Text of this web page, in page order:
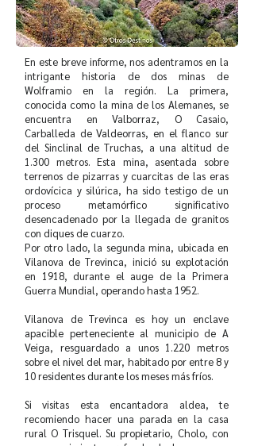
En este breve informe, nos adentramos en la
intrigante historia de dos minas de
Wolframio en la región. La primera,
conocida como la mina de los Alemanes, se
encuentra en Valborraz, O Casaio,
Carballeda de Valdeorras, en el flanco sur
del Sinclinal de Truchas, a una altitud de
1.300 metros. Esta mina, asentada sobre
terrenos de pizarras y cuarcitas de las eras
ordovícica y silúrica, ha sido testigo de un
proceso metamórfico significativo
desencadenado por la llegada de granitos
con diques de cuarzo.
Por otro lado, la segunda mina, ubicada en
Vilanova de Trevinca, inició su explotación
en 1918, durante el auge de la Primera
Guerra Mundial, operando hasta 1952.
Vilanova de Trevinca es hoy un enclave
apacible perteneciente al municipio de A
Veiga, resguardado a unos 1.220 metros
sobre el nivel del mar, habitado por entre 8 y
10 residentes durante los meses más fríos.
Si visitas esta encantadora aldea, te
recomiendo hacer una parada en la casa
rural O Trisquel. Su propietario, Cholo, con